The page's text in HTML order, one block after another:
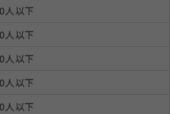
人以下
人以下
人以下
人以下
人以下